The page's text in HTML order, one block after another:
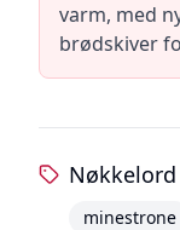
varm, med
brødskiver
Nøkkelord
minestrone